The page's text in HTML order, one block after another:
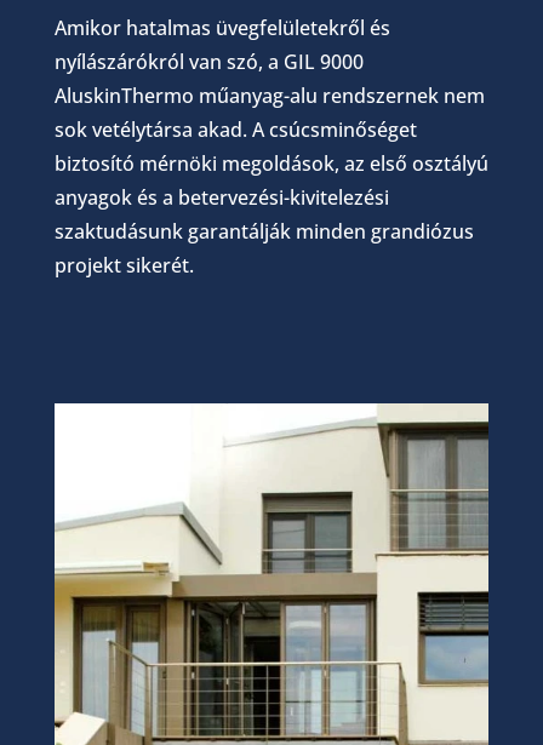
Amikor hatalmas üvegfelületekről és
nyílászárókról van szó, a GIL 9000
AluskinThermo műanyag-alu rendszernek nem
sok vetélytársa akad. A csúcsminőséget
biztosító mérnöki megoldások, az első osztályú
anyagok és a betervezési-kivitelezési
szaktudásunk garantálják minden grandiózus
projekt sikerét.